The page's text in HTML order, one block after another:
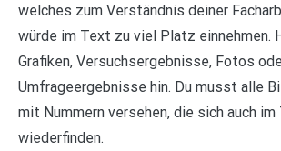
welches zum Verständnis deiner
würde im Text zu viel Platz einnehmen.
Grafiken, Versuchsergebnisse, Fotos
Umfrageergebnisse hin. Du musst alle
mit Nummern versehen, die sich auch im
wiederfinden.